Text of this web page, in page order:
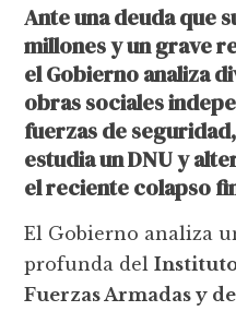
Ante una deuda que
millones y un grave
el Gobierno analiza
obras sociales
fuerzas de
estudia un DNU y
el reciente colapso
El Gobierno analiza
profunda delInstituto
Fuerzas Armadas y